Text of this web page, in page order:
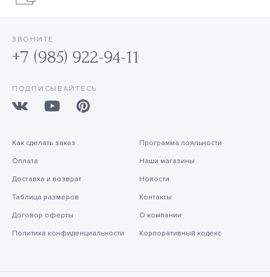
ЗВОНИТЕ
+7 (985) 922-94-11
ПОДПИСЫВАЙТЕСЬ
Как сделать заказ
Оплата
Доставка и возврат
Таблица размеров
Договор оферты
Политика конфиденциальности
Программа лояльности
Наши магазины
Новости
Контакты
О компании
Корпоративный кодекс